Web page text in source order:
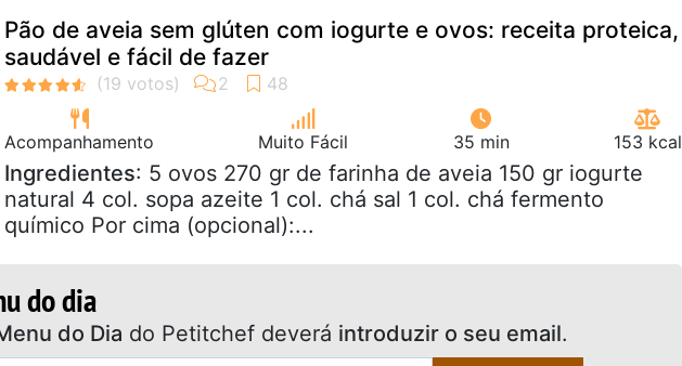
Pão de aveia sem glúten com iogurte e ovos: receita proteica,
saudável e fácil de fazer
Acompanhamento Muito Fácil 35 min 153 kcal
Ingredientes: 5 ovos 270 gr de farinha de aveia 150 gr iogurte
natural 4 col. sopa azeite 1 col. chá sal 1 col. chá fermento
químico Por cima (opcional):...
do dia
do Dia do Petitchef deverá introduzir o seu email.